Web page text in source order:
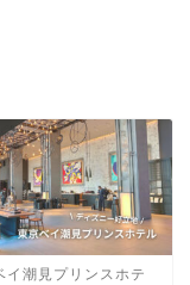
イ潮見プリンスホテ